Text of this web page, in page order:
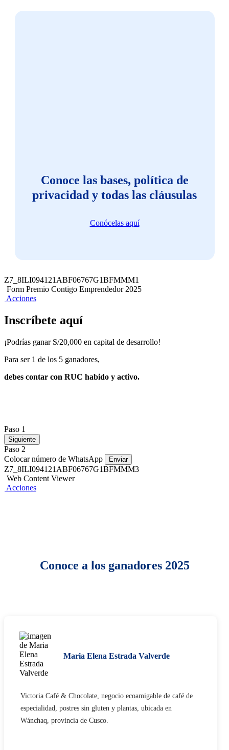
Conoce las bases, política de
privacidad y todas las cláusulas
Conócelas aquí
Z7_8ILI094121ABF06767G1BFMMM1
Form Premio Contigo Emprendedor 2025
Acciones
Inscríbete aquí
¡Podrías ganar S/20,000 en capital de desarrollo!
Para ser 1 de los 5 ganadores,
debes contar con RUC habido y activo.
Paso 1
Siguiente
Paso 2
Colocar número de WhatsApp
Enviar
Z7_8ILI094121ABF06767G1BFMMM3
Web Content Viewer
Acciones
Conoce a los ganadores 2025
Maria Elena Estrada Valverde​
Victoria Café & Chocolate, negocio ecoamigable de café de
especialidad, postres sin gluten y plantas, ubicada en
Wánchaq, provincia de Cusco. ​